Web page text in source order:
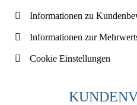
Informationen zu
Informationen zur
Cookie Einstellungen